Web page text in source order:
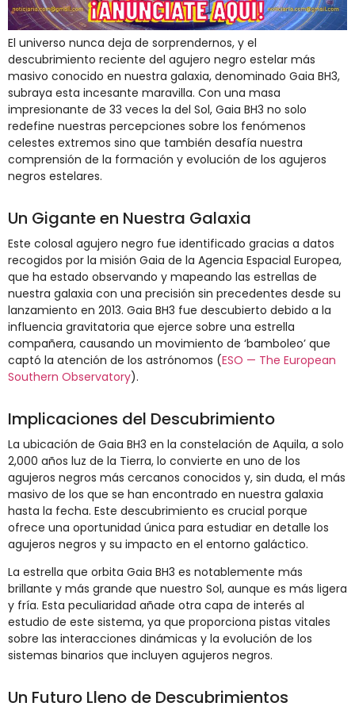
El universo nunca deja de sorprendernos, y el
descubrimiento reciente del agujero negro estelar más
masivo conocido en nuestra galaxia, denominado Gaia BH3,
subraya esta incesante maravilla. Con una masa
impresionante de 33 veces la del Sol, Gaia BH3 no solo
redefine nuestras percepciones sobre los fenómenos
celestes extremos sino que también desafía nuestra
comprensión de la formación y evolución de los agujeros
negros estelares.
Un Gigante en Nuestra Galaxia
Este colosal agujero negro fue identificado gracias a datos
recogidos por la misión Gaia de la Agencia Espacial Europea,
que ha estado observando y mapeando las estrellas de
nuestra galaxia con una precisión sin precedentes desde su
lanzamiento en 2013. Gaia BH3 fue descubierto debido a la
influencia gravitatoria que ejerce sobre una estrella
compañera, causando un movimiento de ‘bamboleo’ que
captó la atención de los astrónomos​ (ESO — The European
Southern Observatory)​​.
Implicaciones del Descubrimiento
La ubicación de Gaia BH3 en la constelación de Aquila, a solo
2,000 años luz de la Tierra, lo convierte en uno de los
agujeros negros más cercanos conocidos y, sin duda, el más
masivo de los que se han encontrado en nuestra galaxia
hasta la fecha. Este descubrimiento es crucial porque
ofrece una oportunidad única para estudiar en detalle los
agujeros negros y su impacto en el entorno galáctico.
La estrella que orbita Gaia BH3 es notablemente más
brillante y más grande que nuestro Sol, aunque es más ligera
y fría. Esta peculiaridad añade otra capa de interés al
estudio de este sistema, ya que proporciona pistas vitales
sobre las interacciones dinámicas y la evolución de los
sistemas binarios que incluyen agujeros negros​​.
Un Futuro Lleno de Descubrimientos